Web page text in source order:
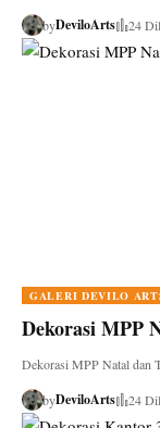
byDeviloArts 24
GALERI DEVILO
Dekorasi MPP
Dekorasi MPP Natal dan
byDeviloArts 24